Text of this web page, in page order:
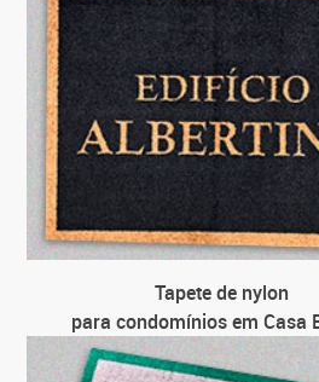
Tapete de nylon
para condomínios em Casa